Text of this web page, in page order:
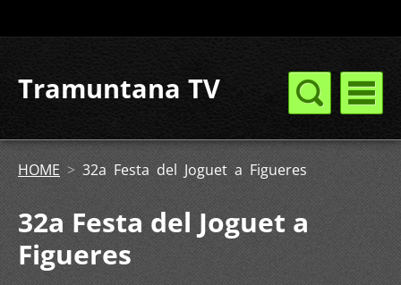
Tramuntana TV
HOME > 32a Festa del Joguet a Figueres
32a Festa del Joguet a
Figueres